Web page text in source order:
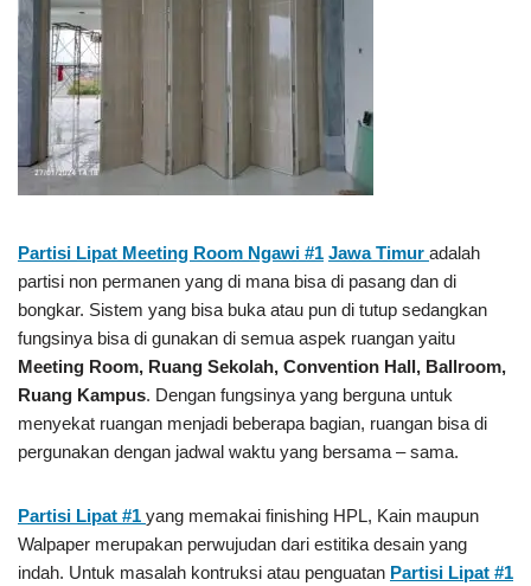
Partisi Lipat Meeting Room Ngawi #1 Jawa Timur adalah
partisi non permanen yang di mana bisa di pasang dan di
bongkar. Sistem yang bisa buka atau pun di tutup sedangkan
fungsinya bisa di gunakan di semua aspek ruangan yaitu
Meeting Room, Ruang Sekolah, Convention Hall, Ballroom,
Ruang Kampus. Dengan fungsinya yang berguna untuk
menyekat ruangan menjadi beberapa bagian, ruangan bisa di
pergunakan dengan jadwal waktu yang bersama – sama.
Partisi Lipat #1 yang memakai finishing HPL, Kain maupun
Walpaper merupakan perwujudan dari estitika desain yang
indah. Untuk masalah kontruksi atau penguatan Partisi Lipat #1